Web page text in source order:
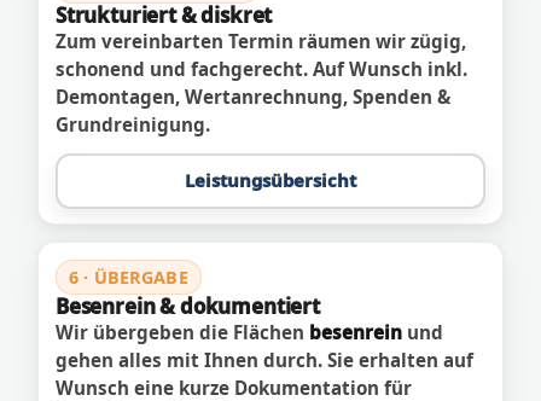
Strukturiert & diskret
Zum vereinbarten Termin räumen wir zügig,
schonend und fachgerecht. Auf Wunsch inkl.
Demontagen, Wertanrechnung, Spenden &
Grundreinigung.
Leistungsübersicht
6 · ÜBERGABE
Besenrein & dokumentiert
Wir übergeben die Flächen besenrein und
gehen alles mit Ihnen durch. Sie erhalten auf
Wunsch eine kurze Dokumentation für